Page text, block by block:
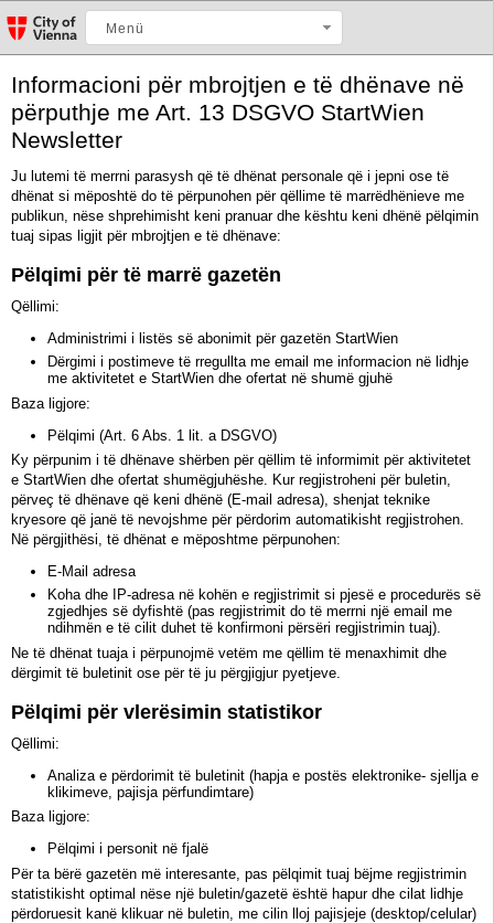
Menü
Informacioni për mbrojtjen e të dhënave në
përputhje me Art. 13 DSGVO StartWien
Newsletter
Ju lutemi të merrni parasysh që të dhënat personale që i jepni ose të
dhënat si mëposhtë do të përpunohen për qëllime të marrëdhënieve me
publikun, nëse shprehimisht keni pranuar dhe kështu keni dhënë pëlqimin
tuaj sipas ligjit për mbrojtjen e të dhënave:
Pëlqimi për të marrë gazetën
Qëllimi:
Administrimi i listës së abonimit për gazetën StartWien
Dërgimi i postimeve të rregullta me email me informacion në lidhje
me aktivitetet e StartWien dhe ofertat në shumë gjuhë
Baza ligjore:
Pëlqimi (Art. 6 Abs. 1 lit. a DSGVO)
Ky përpunim i të dhënave shërben për qëllim të informimit për aktivitetet
e StartWien dhe ofertat shumëgjuhëshe. Kur regjistroheni për buletin,
përveç të dhënave që keni dhënë (E-mail adresa), shenjat teknike
kryesore që janë të nevojshme për përdorim automatikisht regjistrohen.
Në përgjithësi, të dhënat e mëposhtme përpunohen:
E-Mail adresa
Koha dhe IP-adresa në kohën e regjistrimit si pjesë e procedurës së
zgjedhjes së dyfishtë (pas regjistrimit do të merrni një email me
ndihmën e të cilit duhet të konfirmoni përsëri regjistrimin tuaj).
Ne të dhënat tuaja i përpunojmë vetëm me qëllim të menaxhimit dhe
dërgimit të buletinit ose për të ju përgjigjur pyetjeve.
Pëlqimi për vlerësimin statistikor
Qëllimi:
Analiza e përdorimit të buletinit (hapja e postës elektronike- sjellja e
klikimeve, pajisja përfundimtare)
Baza ligjore:
Pëlqimi i personit në fjalë
Për ta bërë gazetën më interesante, pas pëlqimit tuaj bëjme regjistrimin
statistikisht optimal nëse një buletin/gazetë është hapur dhe cilat lidhje
përdoruesit kanë klikuar në buletin, me cilin lloj pajisjeje (desktop/celular)